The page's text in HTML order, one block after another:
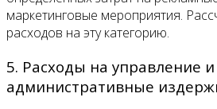
маркетинговые мероприятия.
расходов на эту категорию.
5. Расходы на управление и
административные